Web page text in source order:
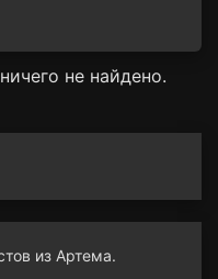
не найдено.
из Артема.